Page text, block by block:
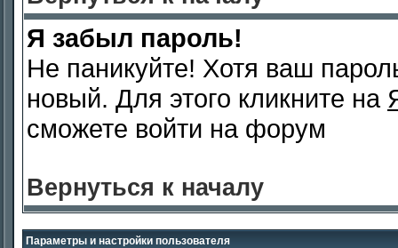
Я забыл пароль!
Не паникуйте! Хотя ваш
новый. Для этого кликните на
сможете войти на форум
Вернуться к началу
Параметры и настройки пользователя